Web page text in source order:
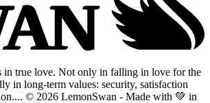
in true love. Not only in falling in love for the
in long-term values: security, satisfaction
© 2026 LemonSwan - Made with 💚 in